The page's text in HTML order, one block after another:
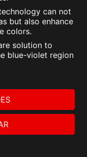
can not
but also enhance
colors.
solution to
blue-violet region